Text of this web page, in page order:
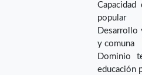
popular
Desarrollo
y comuna
Dominio
educación